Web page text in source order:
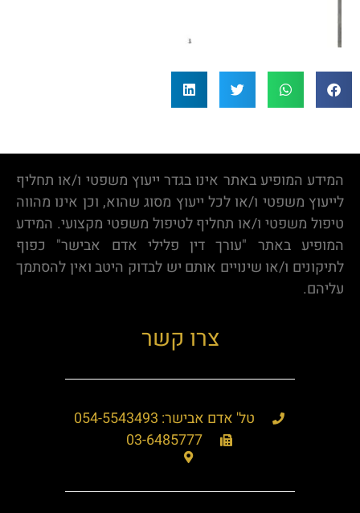
המידע המופיע באתר אינו בגדר ייעוץ משפטי ו/או תחליף
לייעוץ משפטי ו/או לכל ייעוץ מסוג שהוא, וכן אינו מהווה
טיפול משפטי ו/או תחליף לטיפול משפטי מקצועי. המידע
המופיע באתר "עורך דין פלילי אדם אבישר" כפוף
לתיקונים ו/או שינויים אותם יש לבדוק היטב ואין להסתמך
עליהם.
צרו קשר
טל' אדם אבישר: 054-5543493
03-6485777